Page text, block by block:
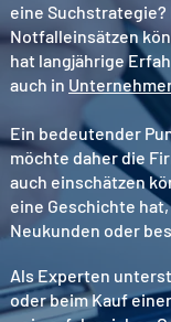
eine
Notfalleinsätzen
hat langjährige
auch in
Ein bedeutender
möchte daher die
auch einschätzen
eine Geschichte
Neukunden oder
Als Experten
oder beim Kauf